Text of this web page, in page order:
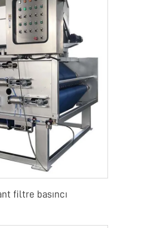
filtre basıncı